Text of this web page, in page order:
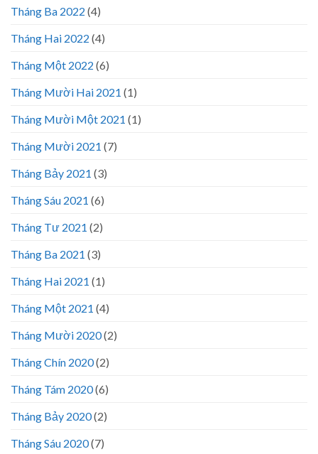
Tháng Ba 2022 (4)
Tháng Hai 2022 (4)
Tháng Một 2022 (6)
Tháng Mười Hai 2021 (1)
Tháng Mười Một 2021 (1)
Tháng Mười 2021 (7)
Tháng Bảy 2021 (3)
Tháng Sáu 2021 (6)
Tháng Tư 2021 (2)
Tháng Ba 2021 (3)
Tháng Hai 2021 (1)
Tháng Một 2021 (4)
Tháng Mười 2020(2)
Tháng Chín 2020(2)
Tháng Tám 2020(6)
Tháng Bảy 2020(2)
Tháng Sáu 2020(7)